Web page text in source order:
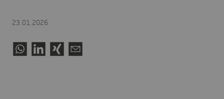
23.01.2026